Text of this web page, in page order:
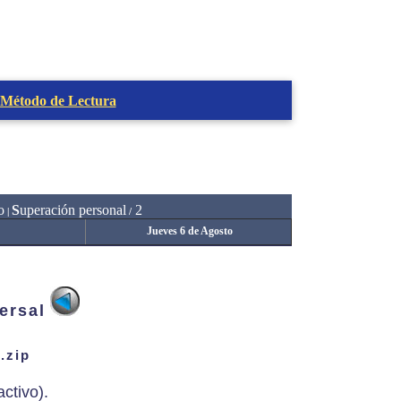
de Lectura
| Superación personal / 2
Jueves 6 de Agosto